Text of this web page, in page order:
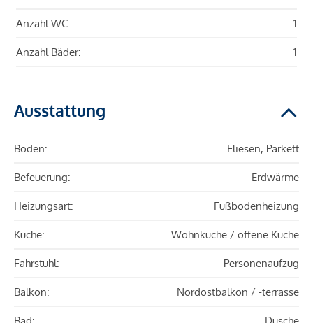
Anzahl WC: 1
Anzahl Bäder: 1
Ausstattung
Boden: Fliesen, Parkett
Befeuerung: Erdwärme
Heizungsart: Fußbodenheizung
Küche: Wohnküche / offene Küche
Fahrstuhl: Personenaufzug
Balkon: Nordostbalkon / -terrasse